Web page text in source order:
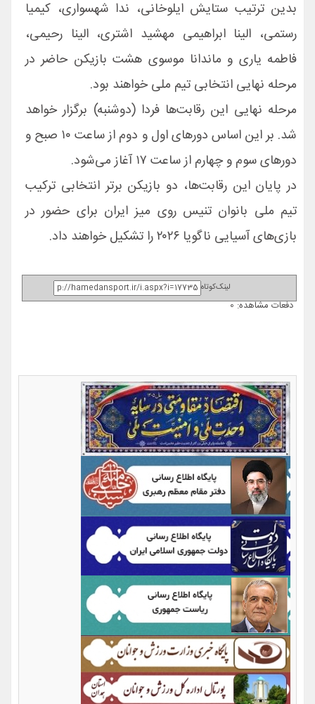
بدین ترتیب ستایش ایلوخانی، ندا شهسواری، کیمیا
رستمی، الینا ابراهیمی مهشید اشتری، الینا رحیمی،
فاطمه یاری و ماندانا موسوی هشت بازیکن حاضر در
مرحله نهایی انتخابی تیم ملی خواهند بود.
مرحله نهایی این رقابت‌ها فردا (دوشنبه) برگزار خواهد
شد. بر این اساس دورهای اول و دوم از ساعت ۱۰ صبح و
دورهای سوم و چهارم از ساعت ۱۷ آغاز می‌شود.
در پایان این رقابت‌ها، دو بازیکن برتر انتخابی ترکیب
تیم ملی بانوان تنیس روی میز ایران برای حضور در
بازی‌های آسیایی ناگویا ۲۰۲۶ را تشکیل خواهند داد.
لینک‌کوتاه
دفعات مشاهده: 0